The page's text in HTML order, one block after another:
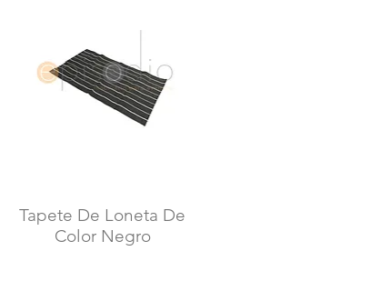
Vista rápida
Tapete De Loneta De
Color Negro